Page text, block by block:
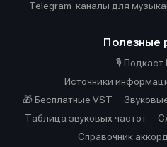
Telegram-каналы для
Полезные
🎙️ Подкаст
Источники
🎁 Бесплатные VST
Таблица звуковых частот
Справочник